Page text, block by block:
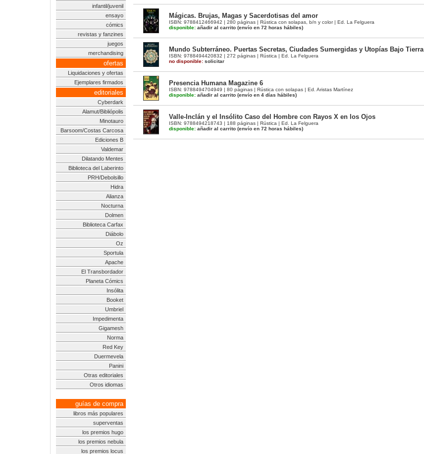
infantil/juvenil
ensayo
cómics
revistas y fanzines
juegos
merchandising
ofertas
Liquidaciones y ofertas
Ejemplares firmados
editoriales
Cyberdark
Alamut/Bibliópolis
Minotauro
Barsoom/Costas Carcosa
Ediciones B
Valdemar
Dilatando Mentes
Biblioteca del Laberinto
PRH/Debolsillo
Hidra
Alianza
Nocturna
Dolmen
Biblioteca Carfax
Diábolo
Oz
Sportula
Apache
El Transbordador
Planeta Cómics
Insólita
Booket
Umbriel
Impedimenta
Gigamesh
Norma
Red Key
Duermevela
Panini
Otras editoriales
Otros idiomas
guías de compra
libros más populares
superventas
los premios hugo
los premios nebula
los premios locus
Mágicas. Brujas, Magas y Sacerdotisas del amor
ISBN: 9788412466942 | 280 páginas | Rústica con solapas, b/n y color | Ed. La Felguera
disponible: añadir al carrito (envío en 72 horas hábiles)
Mundo Subterráneo. Puertas Secretas, Ciudades Sumergidas y Utopías Bajo Tierra
ISBN: 9788494420832 | 272 páginas | Rústica | Ed. La Felguera
no disponible: solicitar
Presencia Humana Magazine 6
ISBN: 9788494704949 | 80 páginas | Rústica con solapas | Ed. Aristas Martínez
disponible: añadir al carrito (envío en 4 días hábiles)
Valle-Inclán y el Insólito Caso del Hombre con Rayos X en los Ojos
ISBN: 9788494218743 | 188 páginas | Rústica | Ed. La Felguera
disponible: añadir al carrito (envío en 72 horas hábiles)